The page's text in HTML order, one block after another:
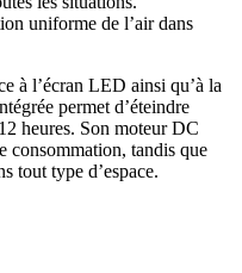
uniforme de l’air dans
à l’écran LED ainsi qu’à la
permet d’éteindre
heures. Son moteur DC
consommation, tandis que
tout type d’espace.